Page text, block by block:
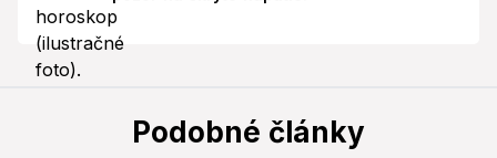
Podobné články